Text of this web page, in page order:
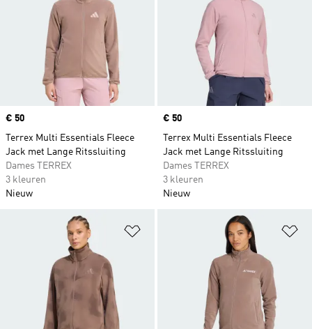
Price
€ 50
Terrex Multi Essentials Fleece
Jack met Lange Ritssluiting
Dames TERREX
3 kleuren
Nieuw
Price
€ 50
Terrex Multi Essentials Fleece
Jack met Lange Ritssluiting
Dames TERREX
3 kleuren
Nieuw
Op verlanglijst zetten